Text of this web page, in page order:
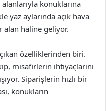
konuklarına
yaz aylarında açık hava
alan haline geliyor.
özelliklerinden biri.
misafirlerin ihtiyaçlarını
Siparişlerin hızlı bir
konukların